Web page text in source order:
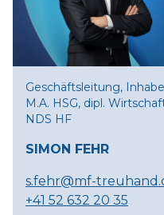
Geschäftsleitung,
M.A. HSG, dipl.
NDS HF
SIMON FEHR
s.fehr@mf-
+41 52 632 20 35